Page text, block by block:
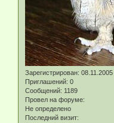
Зарегистрирован: 08.11.2005
Приглашений: 0
Сообщений: 1189
Провел на форуме:
Не определено
Последний визит: